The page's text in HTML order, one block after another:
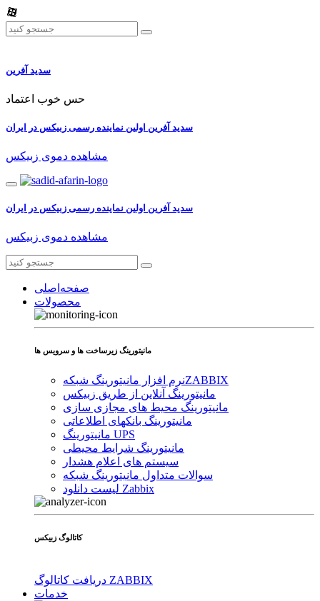
سدید آفرین
حس خوب اعتماد
سدید آفرین اولین نماینده رسمی زبیکس در ایران
مشاهده دموی زبیکس
سدید آفرین اولین نماینده رسمی زبیکس در ایران
مشاهده دموی زبیکس
صفحه‌اصلی
محصولات
مانیتورینگ زیرساخت ها و سرویس ها
نرم افزار مانیتورینگ شبکهZABBIX
مانیتورینگ آنلاین از طریق زبیکس
مانیتورینگ محیط های مجازی سازی
مانیتورینگ بانکهای اطلاعاتی
مانیتورینگ UPS
مانیتورینگ شرایط محیطی
سیستم های اعلام هشدار
سوالات متداول مانیتورینگ شبکه
لیست دانلود Zabbix
کاتالوگ زبیکس
دریافت کاتالوگ ZABBIX
خدمات